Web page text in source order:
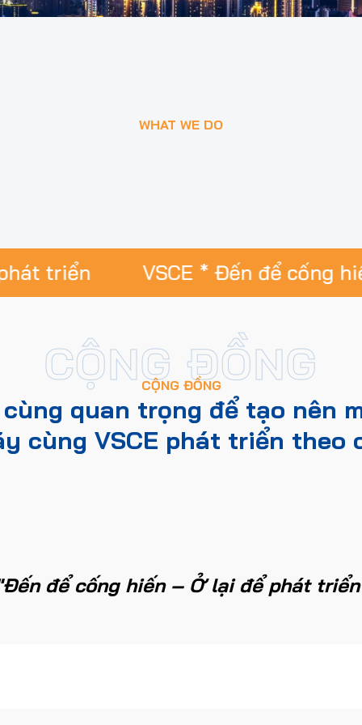
WHAT WE DO
VSCE * Đến để cống hiến - Ở
CỘNG ĐỒNG
quan trọng để tạo nên
cùng VSCE phát triển theo
để cống hiến – Ở lại để phát